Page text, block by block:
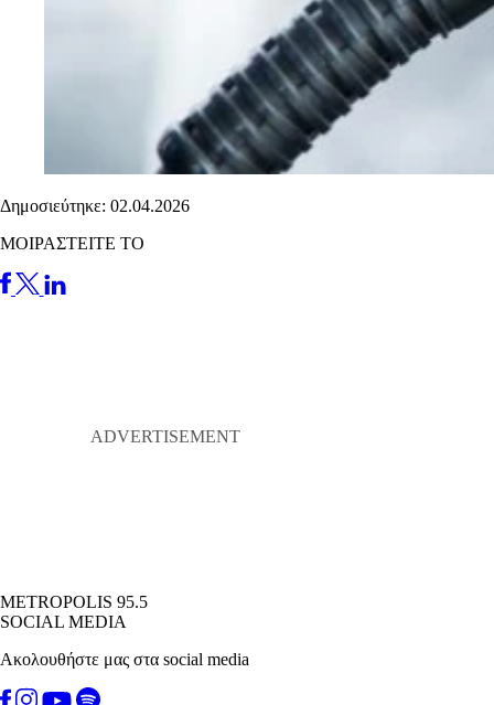
Δημοσιεύτηκε: 02.04.2026
ΜΟΙΡΑΣΤΕΙΤΕ ΤΟ
METROPOLIS 95.5
SOCIAL MEDIA
Ακολουθήστε μας στα social media